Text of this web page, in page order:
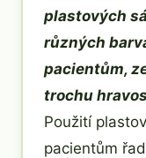
plastových
různých
pacientům,
trochu
Použití
pacientům